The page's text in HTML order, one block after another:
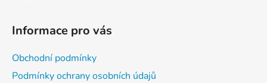
Informace pro vás
Obchodní podmínky
Podmínky ochrany osobních údajů